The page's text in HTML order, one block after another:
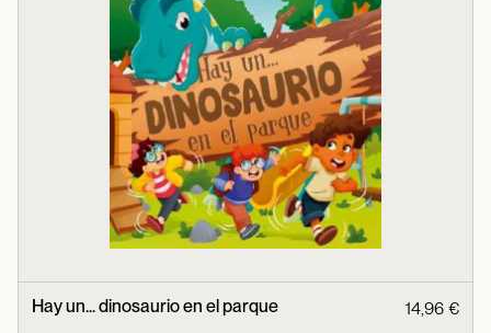
Hay un... dinosaurio en el parque 14,96 €